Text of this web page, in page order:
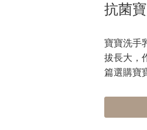
抗菌
寶寶洗手
拔長大，
篇選購寶